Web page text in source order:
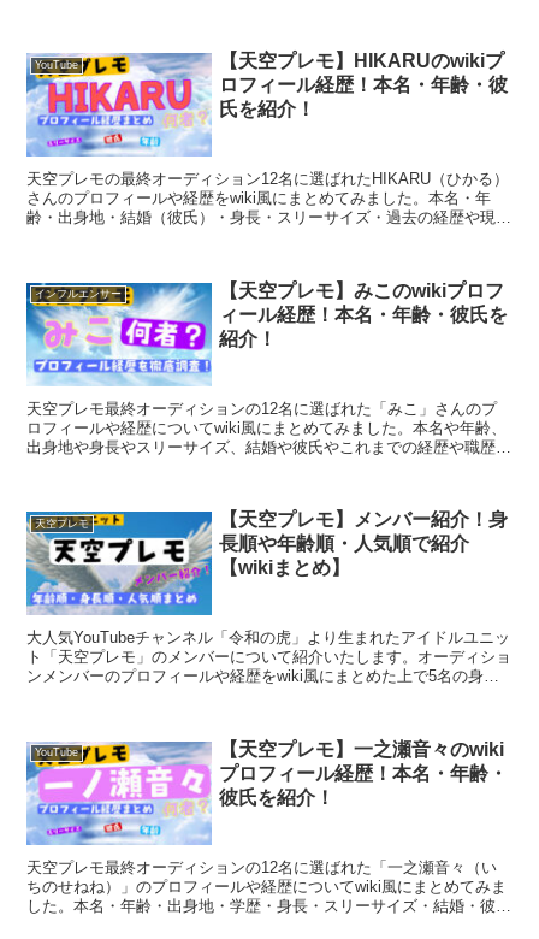
YouTube
【天空プレモ】HIKARUのwikiプ
ロフィール経歴！本名・年齢・彼
氏を紹介！
天空プレモの最終オーディション12名に選ばれたHIKARU（ひかる）
さんのプロフィールや経歴をwiki風にまとめてみました。本名・年
齢・出身地・結婚（彼氏）・身長・スリーサイズ・過去の経歴や現在
インフルエンサー
【天空プレモ】みこのwikiプロフ
ィール経歴！本名・年齢・彼氏を
紹介！
天空プレモ最終オーディションの12名に選ばれた「みこ」さんのプ
ロフィールや経歴についてwiki風にまとめてみました。本名や年齢、
出身地や身長やスリーサイズ、結婚や彼氏やこれまでの経歴や職歴、
天空プレモ
【天空プレモ】メンバー紹介！身
長順や年齢順・人気順で紹介
【wikiまとめ】
大人気YouTubeチャンネル「令和の虎」より生まれたアイドルユニッ
ト「天空プレモ」のメンバーについて紹介いたします。オーディショ
ンメンバーのプロフィールや経歴をwiki風にまとめた上で5名の身長
YouTube
【天空プレモ】一之瀬音々のwiki
プロフィール経歴！本名・年齢・
彼氏を紹介！
天空プレモ最終オーディションの12名に選ばれた「一之瀬音々（い
ちのせねね）」のプロフィールや経歴についてwiki風にまとめてみま
した。本名・年齢・出身地・学歴・身長・スリーサイズ・結婚・彼氏